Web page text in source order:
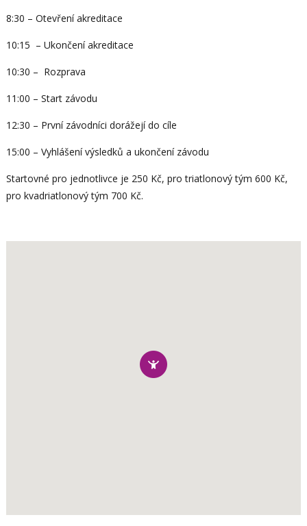
8:30 – Otevření akreditace
10:15 – Ukončení akreditace
10:30 – Rozprava
11:00 – Start závodu
12:30 – První závodníci dorážejí do cíle
15:00 – Vyhlášení výsledků a ukončení závodu
Startovné pro jednotlivce je 250 Kč, pro triatlonový tým 600 Kč,
pro kvadriatlonový tým 700 Kč.